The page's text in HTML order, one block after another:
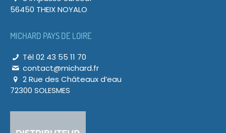
56450 THEIX NOYALO
MICHARD PAYS DE LOIRE
Tél 02 43 55 11 70
contact@michard.fr
2 Rue des Châteaux d’eau
72300 SOLESMES